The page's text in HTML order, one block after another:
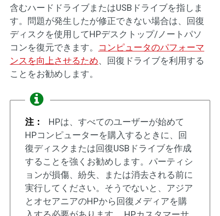
含むハードドライブまたはUSBドライブを指しま
す。問題が発生したが修正できない場合は、回復
ディスクを使用してHPデスクトップ/ノートパソ
コンを復元できます。 コンピュータのパフォーマ
ンスを向上させるため、回復ドライブを利用する
ことをお勧めします。
注：
HPは、すべてのユーザーが始めて
HPコンピューターを購入するときに、回
復ディスクまたは回復USBドライブを作成
することを強くお勧めします。パーティシ
ョンが損傷、紛失、または消去される前に
実行してください。そうでないと、アジア
とオセアニアのHPから回復メディアを購